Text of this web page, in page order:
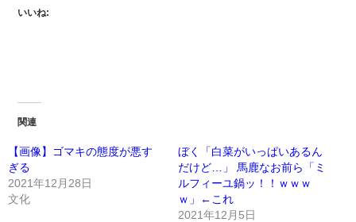
いいね:
関連
【画像】ゴマキの態度が悪す
ぎる
2021年12月28日
文化
ぼく「白菜がいっぱいあるん
だけど…」 馬鹿なお前ら「ミ
ルフィーユ鍋ッ！！ｗｗｗ
ｗ」←これ
2021年12月5日